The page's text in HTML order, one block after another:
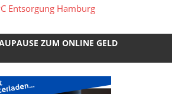
Entsorgung Hamburg
ZUM ONLINE GELD